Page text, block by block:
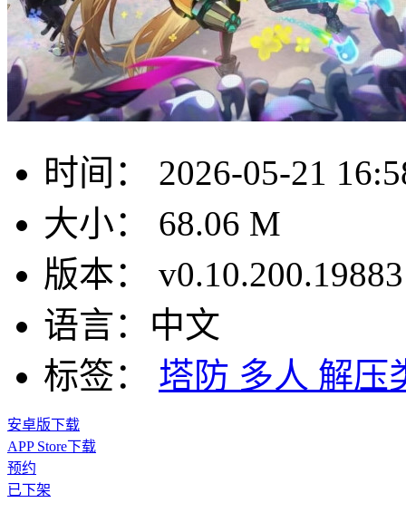
时间：
2026-05-21
大小：
68.06 M
版本：
v0.10.200.19883
语言： 中文
标签：
塔防 多人 解压
安卓版下载
APP Store下载
预约
已下架